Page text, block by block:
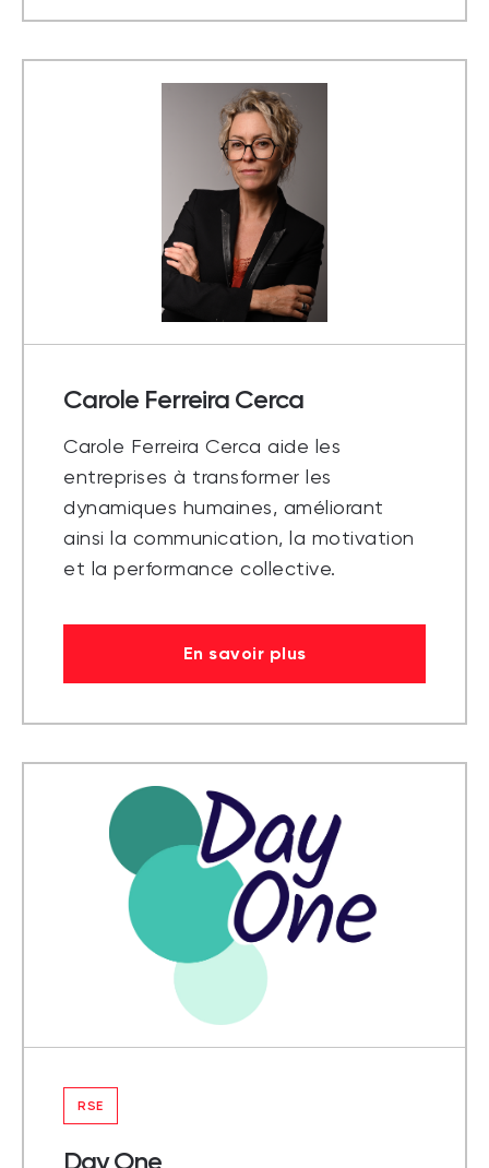
Carole Ferreira Cerca
Carole Ferreira Cerca aide les
entreprises à transformer les
dynamiques humaines, améliorant
ainsi la communication, la motivation
et la performance collective.
En savoir plus
RSE
Day One